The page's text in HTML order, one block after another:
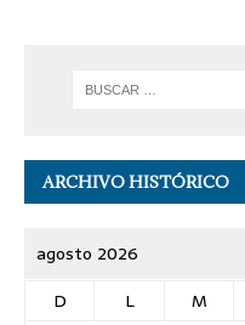
ARCHIVO HISTÓRICO
agosto 2026
D
L M